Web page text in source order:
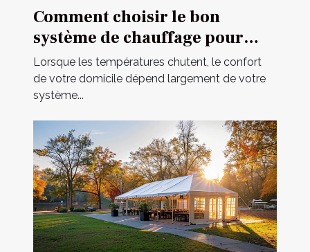
Comment choisir le bon
système de chauffage pour
votre domicile
Lorsque les températures chutent, le confort
de votre domicile dépend largement de votre
système...